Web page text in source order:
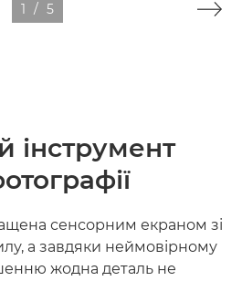
1 / 5
інструмент
сенсорним екраном зі
а завдяки неймовірному
жодна деталь не